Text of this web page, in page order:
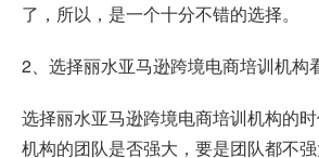
了，所以，是一个十分不错的选择。
2、选择丽水亚马逊跨境电商培训机构
选择丽水亚马逊跨境电商培训机构的
机构的团队是否强大，要是团队都不